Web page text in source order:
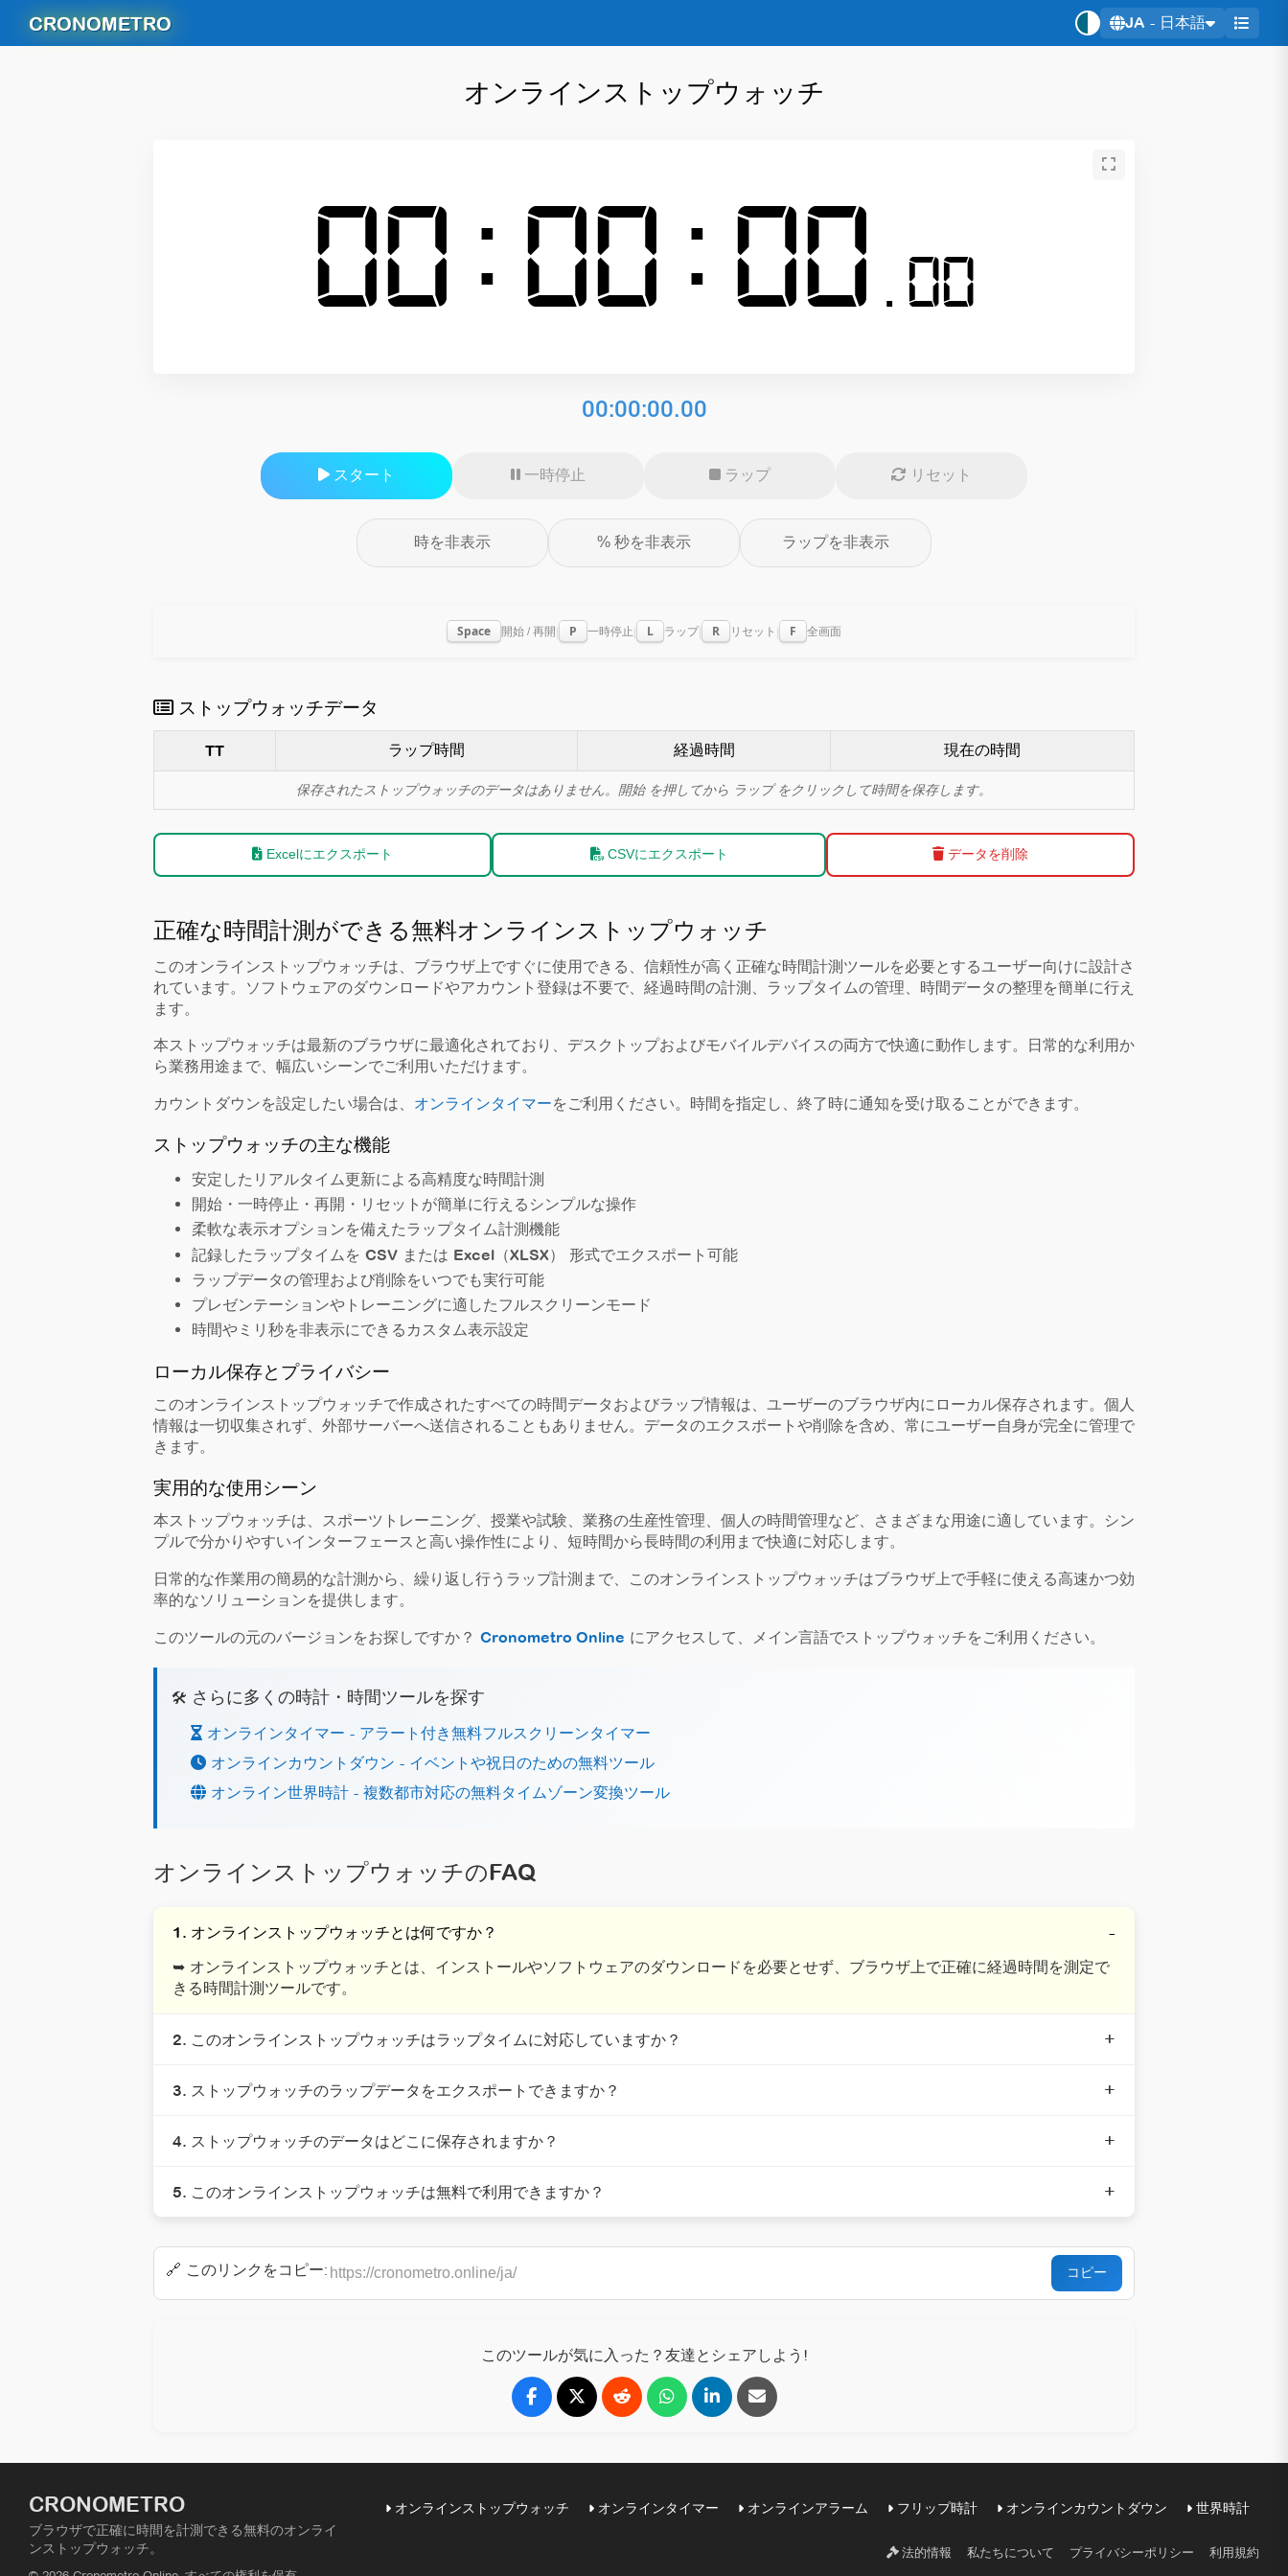
CRONOMETRO JA - 日本語
オンラインストップウォッチ
00:00:00 .00
00:00:00.00
スタート 一時停止 ラップ リセット
時を非表示 % 秒を非表示 ラップを非表示
Space 開始 / 再開| P 一時停止| L ラップ| R リセット | F 全画面
ストップウォッチデータ
TT ラップ時間 経過時間 現在の時間
保存されたストップウォッチのデータはありません。 開始を押してから ラップをクリックして時間を保存します。
Excelにエクスポート CSVにエクスポート データを削除
正確な時間計測ができる無料オンラインストップウォッチ
このオンラインストップウォッチは、ブラウザ上ですぐに使用できる、信頼性が高く正確な時間計測ツールを必要とするユーザー向けに設計さ
れています。ソフトウェアのダウンロードやアカウント登録は不要で、経過時間の計測、ラップタイムの管理、時間データの整理を簡単に行え
ます。
本ストップウォッチは最新のブラウザに最適化されており、デスクトップおよびモバイルデバイスの両方で快適に動作します。日常的な利用か
ら業務用途まで、幅広いシーンでご利用いただけます。
カウントダウンを設定したい場合は、 オンラインタイマーをご利用ください。時間を指定し、終了時に通知を受け取ることができます。
ストップウォッチの主な機能
安定したリアルタイム更新による高精度な時間計測
開始・一時停止・再開・リセットが簡単に行えるシンプルな操作
柔軟な表示オプションを備えたラップタイム計測機能
記録したラップタイムを CSV または Excel（XLSX）
形式でエクスポート可能
ラップデータの管理および削除をいつでも実行可能
プレゼンテーションやトレーニングに適したフルスクリーンモード
時間やミリ秒を非表示にできるカスタム表示設定
ローカル保存とプライバシー
このオンラインストップウォッチで作成されたすべての時間データおよびラップ情報は、ユーザーのブラウザ内にローカル保存されます。個人
情報は一切収集されず、外部サーバーへ送信されることもありません。データのエクスポートや削除を含め、常にユーザー自身が完全に管理で
きます。
実用的な使用シーン
本ストップウォッチは、スポーツトレーニング、授業や試験、業務の生産性管理、個人の時間管理など、さまざまな用途に適しています。シン
プルで分かりやすいインターフェースと高い操作性により、短時間から長時間の利用まで快適に対応します。
日常的な作業用の簡易的な計測から、繰り返し行うラップ計測まで、このオンラインストップウォッチはブラウザ上で手軽に使える高速かつ効
率的なソリューションを提供します。
このツールの元のバージョンをお探しですか？ Cronometro Online にアクセスして、メイン言語でストップウォッチをご利用ください。
🛠️ さらに多くの時計・時間ツールを探す
オンラインタイマー - アラート付き無料フルスクリーンタイマー
オンラインカウントダウン - イベントや祝日のための無料ツール
オンライン世界時計 - 複数都市対応の無料タイムゾーン変換ツール
オンラインストップウォッチのFAQ
1. オンラインストップウォッチとは何ですか？
➥ オンラインストップウォッチとは、インストールやソフトウェアのダウンロードを必要とせず、ブラウザ上で正確に経過時間を測定で
きる時間計測ツールです。
2. このオンラインストップウォッチはラップタイムに対応していますか？
3. ストップウォッチのラップデータをエクスポートできますか？
4. ストップウォッチのデータはどこに保存されますか？
5. このオンラインストップウォッチは無料で利用できますか？
🔗 このリンクをコピー:
このツールが気に入った？友達とシェアしよう!
CRONOMETRO
ブラウザで正確に時間を計測できる無料のオンライ
ンストップウォッチ。
オンラインストップウォッチ オンラインタイマー オンラインアラーム フリップ時計 オンラインカウントダウン 世界時計
法的情報 私たちについて プライバシーポリシー 利用規約